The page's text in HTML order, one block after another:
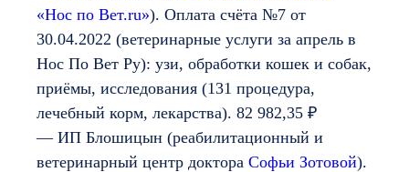
«Нос по Вет.ru»). Оплата счёта №7 от
30.04.2022 (ветеринарные услуги за апрель в
Нос По Вет Ру): узи, обработки кошек и собак,
приёмы, исследования (131 процедура,
лечебный корм, лекарства). 82 982,35 ₽
— ИП Блошицын (реабилитационный и
ветеринарный центр доктора Софьи Зотовой).